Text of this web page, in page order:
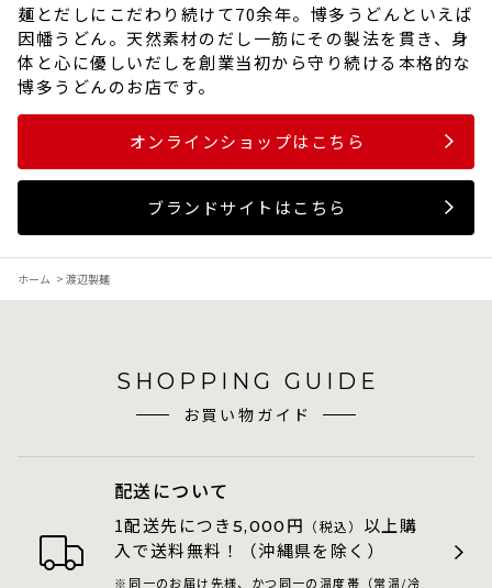
麺とだしにこだわり続けて70余年。博多うどんといえば
因幡うどん。天然素材のだし一筋にその製法を貫き、身
体と心に優しいだしを創業当初から守り続ける本格的な
博多うどんのお店です。
オンラインショップはこちら
ブランドサイトはこちら
ホーム > 渡辺製麺
SHOPPING GUIDE
お買い物ガイド
配送について
1配送先につき 5,000 円 （税込） 以上購
入で送料無料！（沖縄県を除く）
同一のお届け先様、かつ同一の温度帯（常温/冷